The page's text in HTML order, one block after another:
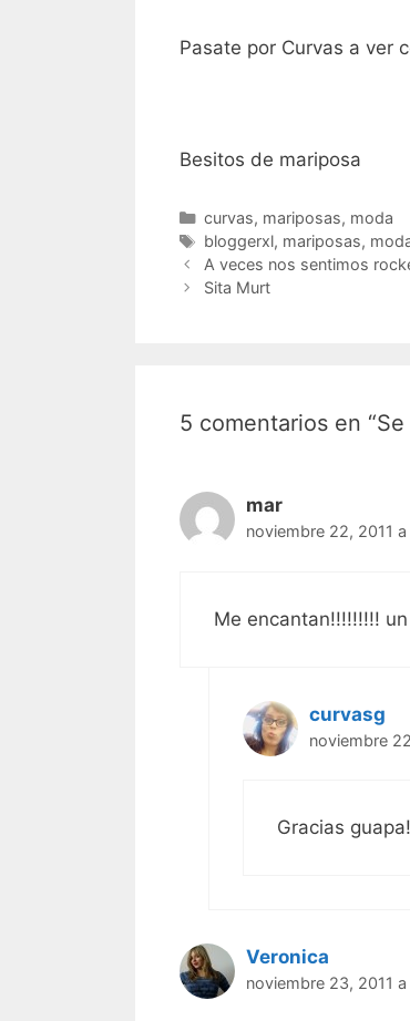
Pasate por Curvas a ver
Besitos de mariposa
Categorías
curvas, mariposas, moda
Etiquetas
bloggerxl, mariposas,
Navegación
de
A veces nos sentimos
Sita Murt
5 comentarios en
mar
noviembre 22, 2011
Me encantan!!!!!!!!!
curvasg
noviembre
Gracias
Veronica
noviembre 23, 2011